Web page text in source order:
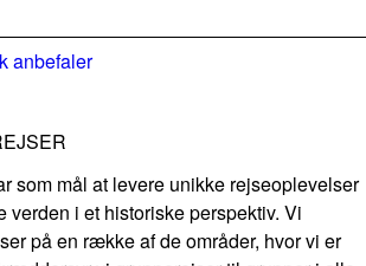
anbefaler
som mål at levere unikke rejseoplevelser
verden i et historiske perspektiv. Vi
på en række af de områder, hvor vi er